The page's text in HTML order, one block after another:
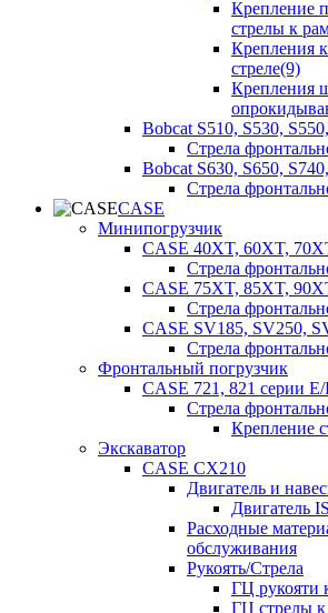
Крепление
стрелы к
Крепления
стреле(9)
Крепления
Bobcat S510, S530,
Стрела
Bobcat S630, S650,
Стрела
CASE
Минипогрузчик
CASE 40XT, 60XT,
Стрела
CASE 75XT, 85XT,
Стрела
CASE SV185, SV250,
Стрела
Фронтальный погрузчик
CASE 721, 821 серии E/
Стрела
Крепление
Экскаватор
CASE CX210
Двигатель и
Двигатель
Расходные
обслуживания
Рукоять/Стрела
ГЦ рукояти
ГЦ стрелы к